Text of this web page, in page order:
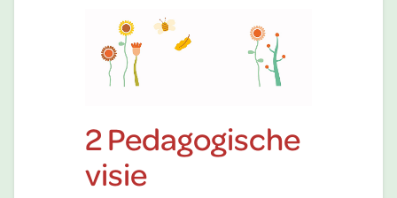
2 Pedagogische
visie